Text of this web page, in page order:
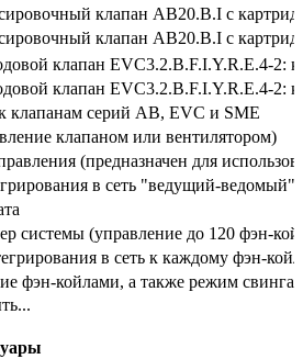
клапан AB20.B.I с
клапан AB20.B.I с
клапан EVC3.2.B.F.I.Y.R.E.4-2:
клапан EVC3.2.B.F.I.Y.R.E.4-2:
клапанам серий AB, EVC и SME
клапаном или вентилятором)
(предназначен для
в сеть "ведущий-
системы (управление до 120 фэн-
в сеть к каждому фэн-
фэн-койлами, а также режим